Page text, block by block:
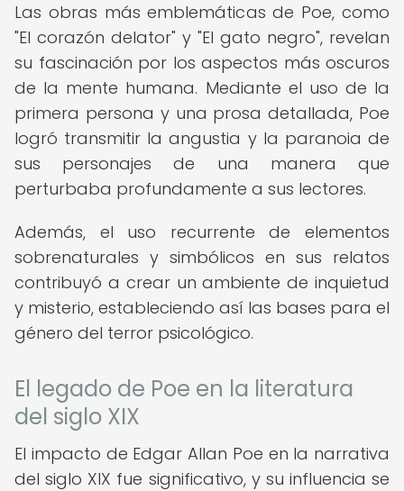
Las obras más emblemáticas de Poe, como
"El corazón delator" y "El gato negro", revelan
su fascinación por los aspectos más oscuros
de la mente humana. Mediante el uso de la
primera persona y una prosa detallada, Poe
logró transmitir la angustia y la paranoia de
sus personajes de una manera que
perturbaba profundamente a sus lectores.
Además, el uso recurrente de elementos
sobrenaturales y simbólicos en sus relatos
contribuyó a crear un ambiente de inquietud
y misterio, estableciendo así las bases para el
género del terror psicológico.
El legado de Poe en la literatura
del siglo XIX
El impacto de Edgar Allan Poe en la narrativa
del siglo XIX fue significativo, y su influencia se